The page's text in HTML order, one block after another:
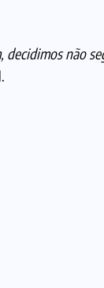
decidimos não